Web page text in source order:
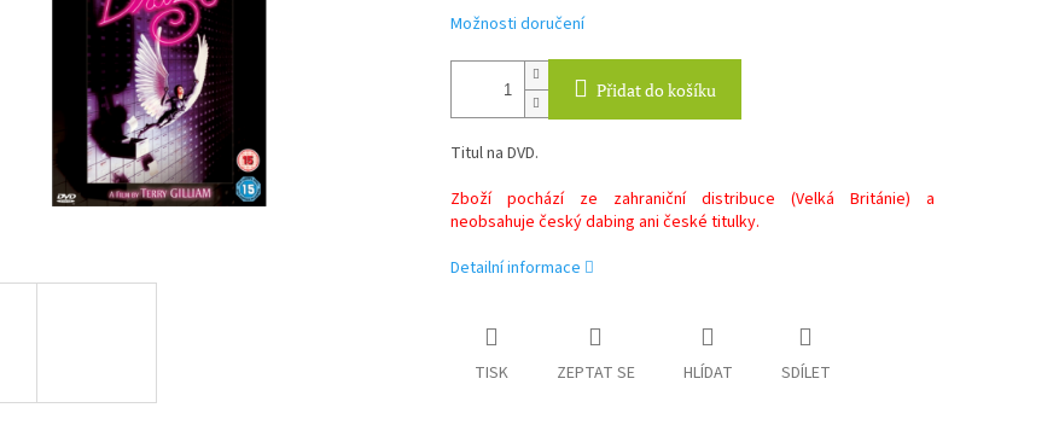
Možnosti doručení
Přidat do košíku
Titul na DVD.
Zboží pochází ze zahraniční distribuce (Velká Británie) a
neobsahuje český dabing ani české titulky.
Detailní informace
TISK ZEPTAT SE HLÍDAT SDÍLET